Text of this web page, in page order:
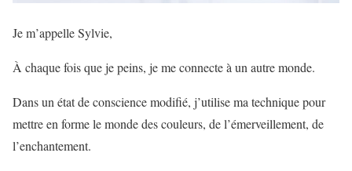
Je m’appelle Sylvie,
À chaque fois que je peins, je me connecte à un autre monde.
Dans un état de conscience modifié, j’utilise ma technique pour
mettre en forme le monde des couleurs, de l’émerveillement, de
l’enchantement.